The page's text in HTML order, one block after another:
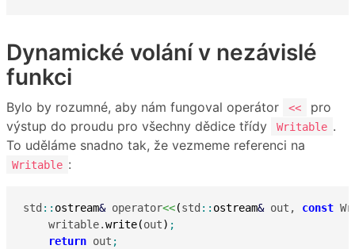
Dynamické volání v nezávislé
funkci
Bylo by rozumné, aby nám fungoval operátor <<
pro
výstup do proudu pro všechny dědice třídy
Writable .
To uděláme snadno tak, že vezmeme referenci na
Writable :
std :: ostream& operator<<(std :: ostream& out, const
    writable.
write(out) ;
return out ;